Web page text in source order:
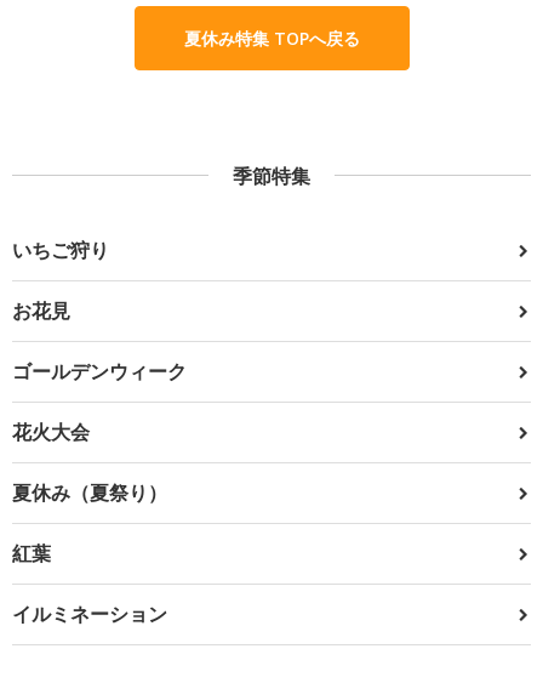
夏休み特集 TOPへ戻る
季節特集
いちご狩り
お花見
ゴールデンウィーク
花火大会
夏休み（夏祭り）
紅葉
イルミネーション